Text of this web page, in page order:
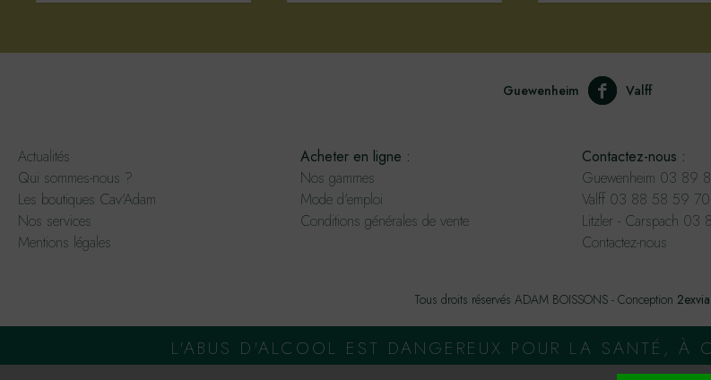
Guewenheim Valff
Actualités
Qui sommes-nous ?
Les boutiques Cav'Adam
Nos services
Mentions légales
Acheter en ligne :
Nos gammes
Mode d'emploi
Conditions générales de vente
Contactez-nous :
Guewenheim 03 89
Valff 03 88 58 59 70
Litzler - Carspach
Contactez-nous
Tous droits réservés ADAM BOISSONS - Conception 2exvia
L'ABUS D'ALCOOL EST DANGEREUX POUR LA SANTÉ, À